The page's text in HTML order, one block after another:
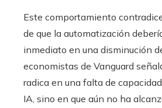
Este comportamiento
de que la automatización
inmediato en una disminución
economistas de Vanguard
radica en una falta de
IA, sino en que aún no ha